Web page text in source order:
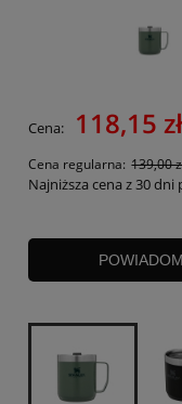
Cena: 118,15 zł
Cena regularna: 139,00
Najniższa cena z 30